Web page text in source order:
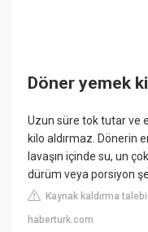
Döner yemek
Uzun süre tok tutar ve
kilo aldırmaz. Dönerin
lavaşın içinde su, un
dürüm veya porsiyon
Kaynak kaldırma talebi
haberturk.com